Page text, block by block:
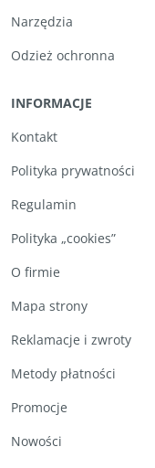
Narzędzia
Odzież ochronna
INFORMACJE
Kontakt
Polityka prywatności
Regulamin
Polityka „cookies”
O firmie
Mapa strony
Reklamacje i zwroty
Metody płatności
Promocje
Nowości